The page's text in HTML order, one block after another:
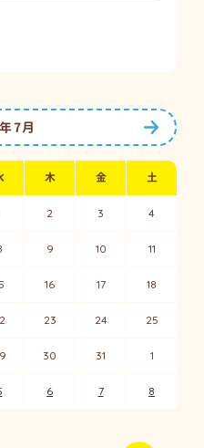
次の月
7月
木 金 土
2 3 4
9 10 11
16 17 18
23 24 25
30 31 1
6 7 8